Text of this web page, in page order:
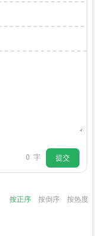
0 字 提交
按正序 按倒序 按热度